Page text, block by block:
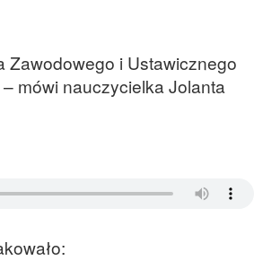
Zawodowego i Ustawicznego
mówi nauczycielka Jolanta